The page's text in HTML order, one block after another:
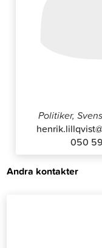
Politiker,
050
Andra kontakter